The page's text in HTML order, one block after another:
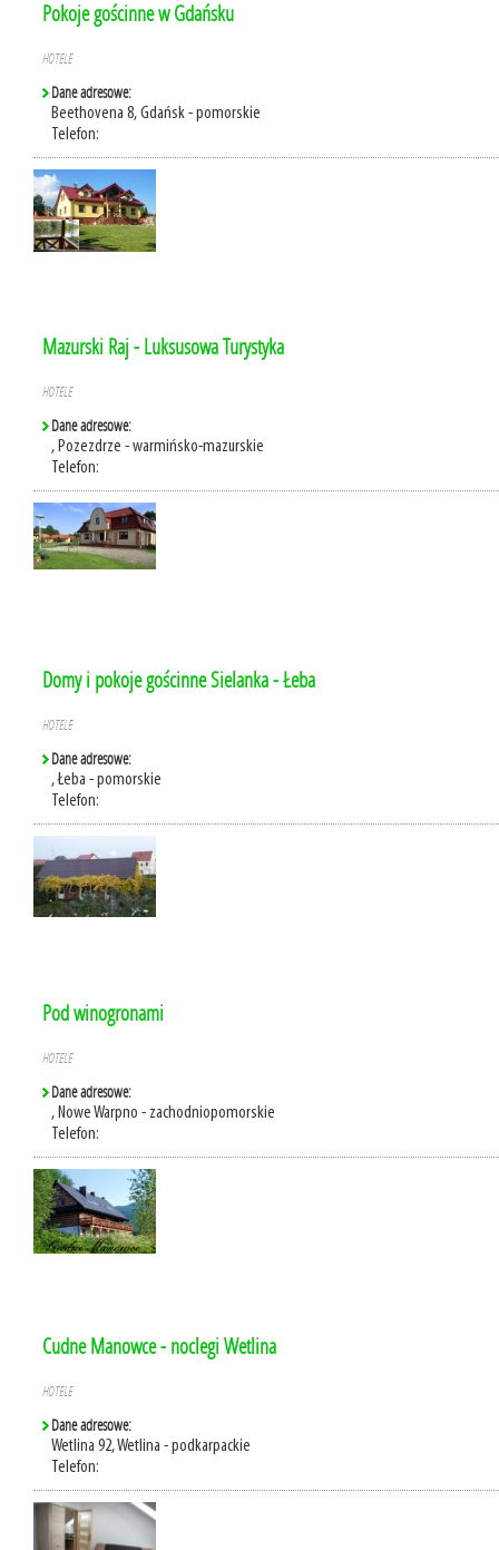
Pokoje gościnne w Gdańsku
HOTELE
Dane adresowe:
Beethovena 8, Gdańsk - pomorskie
Telefon:
Mazurski Raj - Luksusowa Turystyka
HOTELE
Dane adresowe:
, Pozezdrze - warmińsko-mazurskie
Telefon:
Domy i pokoje gościnne Sielanka - Łeba
HOTELE
Dane adresowe:
, Łeba - pomorskie
Telefon:
Pod winogronami
HOTELE
Dane adresowe:
, Nowe Warpno - zachodniopomorskie
Telefon:
Cudne Manowce - noclegi Wetlina
HOTELE
Dane adresowe:
Wetlina 92, Wetlina - podkarpackie
Telefon: